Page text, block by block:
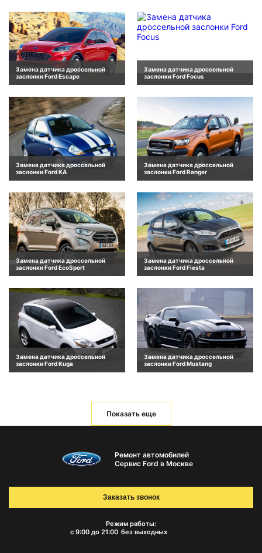
Замена датчика дроссельной
заслонки Ford Escape
Замена датчика дроссельной
заслонки Ford Focus
Замена датчика дроссельной
заслонки Ford KA
Замена датчика дроссельной
заслонки Ford Ranger
Замена датчика дроссельной
заслонки Ford EcoSport
Замена датчика дроссельной
заслонки Ford Fiesta
Замена датчика дроссельной
заслонки Ford Kuga
Замена датчика дроссельной
заслонки Ford Mustang
Показать еще
Ремонт автомобилей
Сервис Ford в Москве
Режим работы:
с 9:00 до 21:00 без выходных
Заказать звонок